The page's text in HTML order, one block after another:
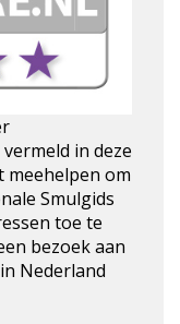
in deze
meehelpen om
Smulgids
toe te
bezoek aan
Nederland